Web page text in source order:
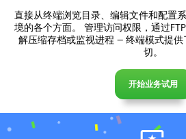
直接从终端浏览目录、编辑文件和配置
境的各个方面。 管理访问权限，通过
解压缩存档或监视进程 — 终端模式提
切。
开始业务试用